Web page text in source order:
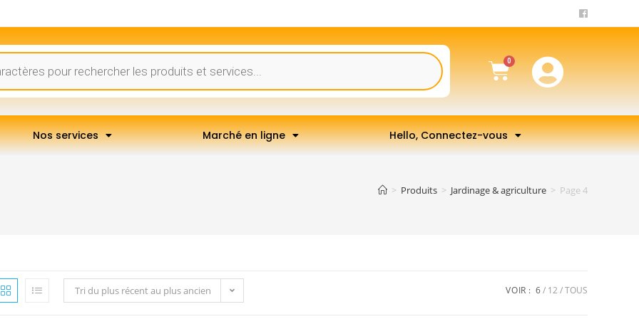
Nos services Marché en ligne Hello, Connectez-vous
> Produits > Jardinage & agriculture > Page 4
Tri du plus récent au plus ancien VOIR : 6 12 TOUS